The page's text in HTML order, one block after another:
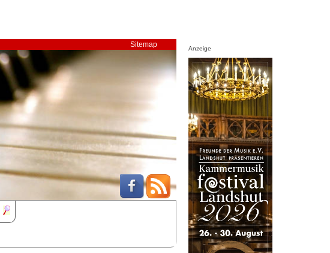
Sitemap Anzeige